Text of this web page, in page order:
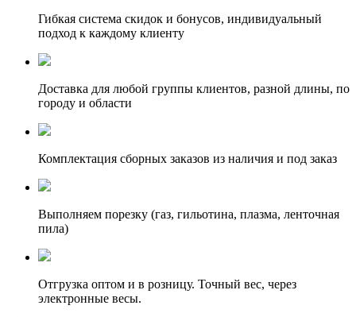
Гибкая система скидок и бонусов, индивидуальный
подход к каждому клиенту
Доставка для любой группы клиентов, разной длины, по
городу и области
Комплектация сборных заказов из наличия и под заказ
Выполняем порезку (газ, гильотина, плазма, ленточная
пила)
Отгрузка оптом и в розницу. Точный вес, через
электронные весы.